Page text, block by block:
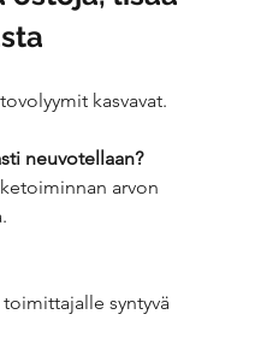
kasvavat.
neuvotellaan?
arvon
syntyvä